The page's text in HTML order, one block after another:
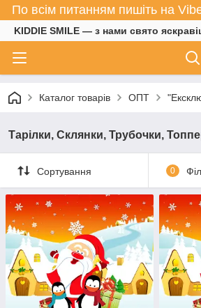
По всім питанням пишіть на
KIDDIE SMILE — з нами свято
Каталог товарів ОПТ
Тарілки, Склянки, Трубочки,
Сортування 0